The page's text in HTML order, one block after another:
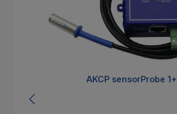
AKCP sensorProbe 1+